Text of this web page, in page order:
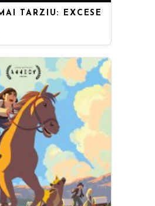
TÂRZIU: EXCESE